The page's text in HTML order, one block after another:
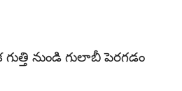
నుండి గులాబీ పెరగడం